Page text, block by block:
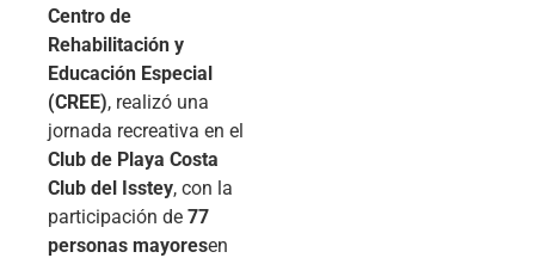
Centro de
Rehabilitación y
Educación Especial
(CREE), realizó una
jornada recreativa en el
Club de Playa Costa
Club del Isstey, con la
participación de 77
personas mayoresen